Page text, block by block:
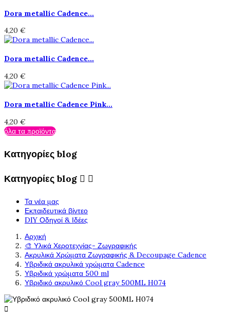
Dora metallic Cadence...
4,20 €
Dora metallic Cadence...
4,20 €
Dora metallic Cadence Pink...
4,20 €
όλα τα προϊόντα
Κατηγορίες blog
Κατηγορίες blog  
Τα νέα μας
Εκπαιδευτικά βίντεο
DIY Οδηγοί & Ιδέες
Αρχική
🎨 Υλικά Χεροτεχνίας- Ζωγραφικής
Ακρυλικά Χρώματα Ζωγραφικής & Decoupage Cadence
Υβριδικά ακρυλικά χρώματα Cadence
Υβριδικά χρώματα 500 ml
Υβριδικό ακρυλικό Cool gray 500ML H074
